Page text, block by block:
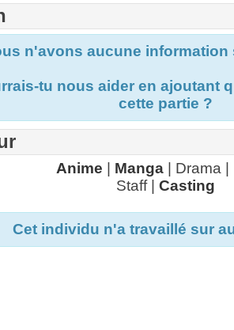
n'avons aucune
tu nous aider en ajoutant
cette partie ?
Anime Manga| Drama |
Staff | Casting
Cet individu n'a travaillé sur